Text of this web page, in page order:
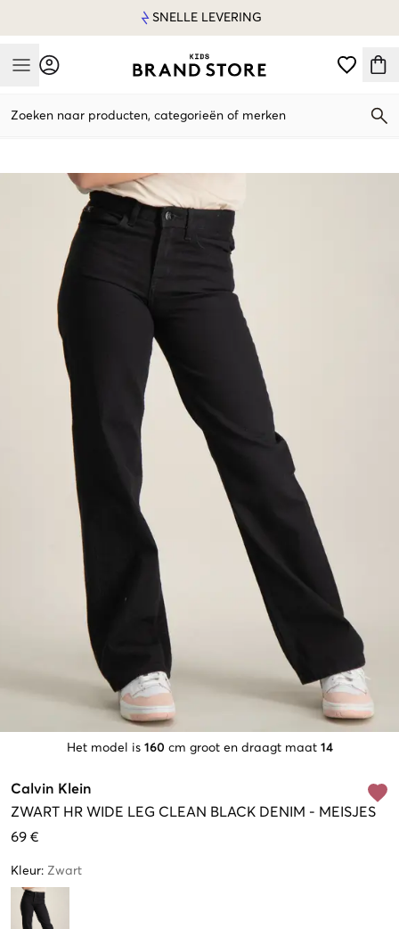
SNELLE LEVERING
Mobile Menu
Zoeken naar producten, categorieën of merken
Het model is 160 cm groot en draagt maat 14
Calvin Klein
ZWART HR WIDE LEG CLEAN BLACK DENIM - MEISJES
69 €
Kleur: Zwart